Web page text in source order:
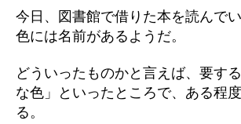
今日、図書館で借りた本を読んで
色には名前があるようだ。
どういったものかと言えば、要す
な色」といったところで、ある程
る。